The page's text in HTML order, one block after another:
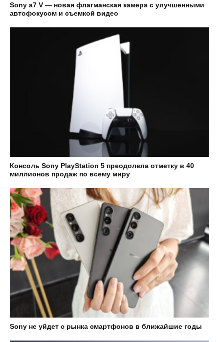
Sony а7 V — новая флагманская камера с улучшенными
автофокусом и съемкой видео
Консоль Sony PlayStation 5 преодолела отметку в 40
миллионов продаж по всему миру
Sony не уйдет с рынка смартфонов в ближайшие годы